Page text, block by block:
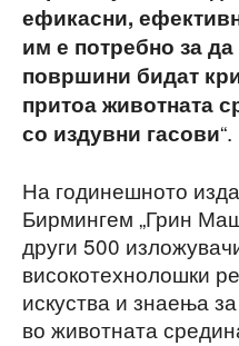
ефикасни,
им е потребно за да
површини бидат
притоа животната
со издувни гасови“.
На годинешното
Бирмингем „Грин
други 500
високотехнолошки
искуства и знаења
во животната